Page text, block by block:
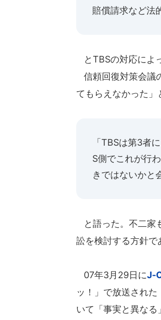
賠償請求など法
とTBSの対応によ
信頼回復対策会議
てもらえなかった」
「TBSは第3者
S側でこれが行
きではないかと
と語った。不二家
訟を検討する方針で
07年3月29日にJ-
ッ！」で放送され
いて「事実と異なる